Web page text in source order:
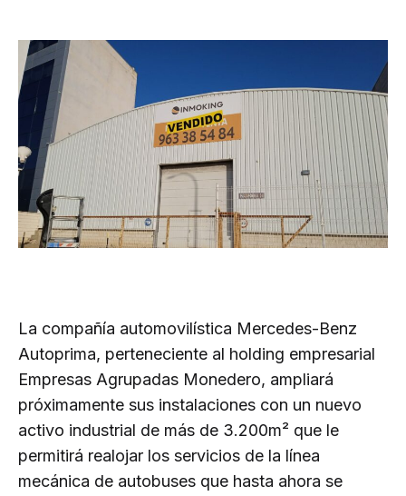
La compañía automovilística Mercedes-Benz
Autoprima, perteneciente al holding empresarial
Empresas Agrupadas Monedero, ampliará
próximamente sus instalaciones con un nuevo
activo industrial de más de 3.200m² que le
permitirá realojar los servicios de la línea
mecánica de autobuses que hasta ahora se